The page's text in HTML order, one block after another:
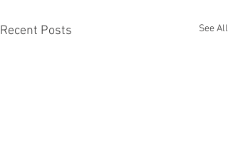
Recent Posts See All